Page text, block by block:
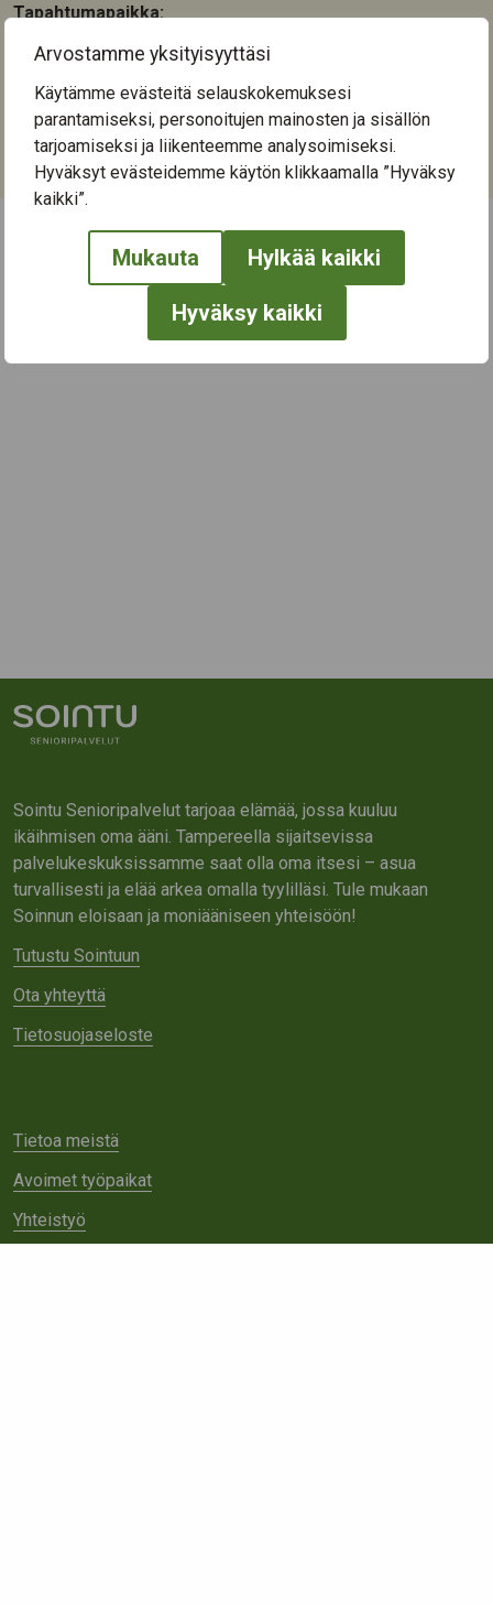
Arvostamme yksityisyyttäsi
Käytämme evästeitä selauskokemuksesi
parantamiseksi, personoitujen mainosten ja sisällön
tarjoamiseksi ja liikenteemme analysoimiseksi.
Hyväksyt evästeidemme käytön klikkaamalla ”Hyväksy
kaikki”.
Mukauta Hylkää kaikki
Hyväksy kaikki
Tapahtumapaikka:
Orivedenkatu 28
33720 Tampere
Kategoriat:
Taide
← Näytä kaikki tapahtumat
Sointu Senioripalvelut tarjoaa elämää, jossa kuuluu
ikäihmisen oma ääni. Tampereella sijaitsevissa
palvelukeskuksissamme saat olla oma itsesi – asua
turvallisesti ja elää arkea omalla tyylilläsi. Tule mukaan
Soinnun eloisaan ja moniääniseen yhteisöön!
Tutustu Sointuun
Ota yhteyttä
Tietosuojaseloste
Tietoa meistä
Avoimet työpaikat
Yhteistyö